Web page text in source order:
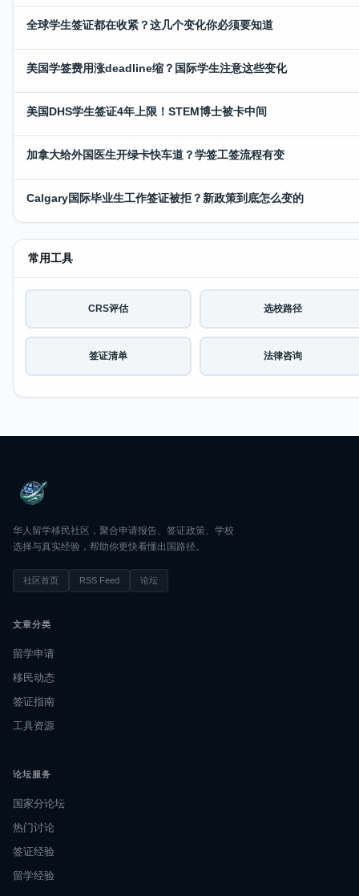
全球学生签证都在收紧？这几个变化你必须要知道
美国学签费用涨deadline缩？国际学生注意这些变化
美国DHS学生签证4年上限！STEM博士被卡中间
加拿大给外国医生开绿卡快车道？学签工签流程有变
Calgary国际毕业生工作签证被拒？新政策到底怎么变的
常用工具
CRS评估 选校路径
签证清单 法律咨询
华人留学移民社区，聚合申请报告、签证政策、学校
选择与真实经验，帮助你更快看懂出国路径。
社区首页 RSS Feed 论坛
文章分类
留学申请
移民动态
签证指南
工具资源
论坛服务
国家分论坛
热门讨论
签证经验
留学经验